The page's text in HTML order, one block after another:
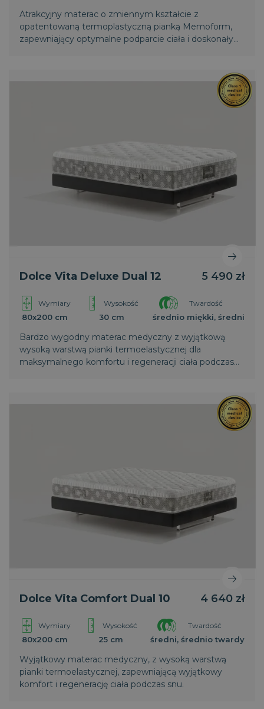
Atrakcyjny materac o zmiennym kształcie z
opatentowaną termoplastyczną pianką Memoform,
zapewniający optymalne podparcie ciała i doskonały
Dolce Vita Deluxe Dual 12 5 490 zł
Wymiary
80x200 cm
Wysokość
30 cm
Twardość
średnio miękki, średni
Bardzo wygodny materac medyczny z wyjątkową
wysoką warstwą pianki termoelastycznej dla
maksymalnego komfortu i regeneracji ciała podczas
Dolce Vita Comfort Dual 10 4 640 zł
Wymiary
80x200 cm
Wysokość
25 cm
Twardość
średni, średnio twardy
Wyjątkowy materac medyczny, z wysoką warstwą
pianki termoelastycznej, zapewniającą wyjątkowy